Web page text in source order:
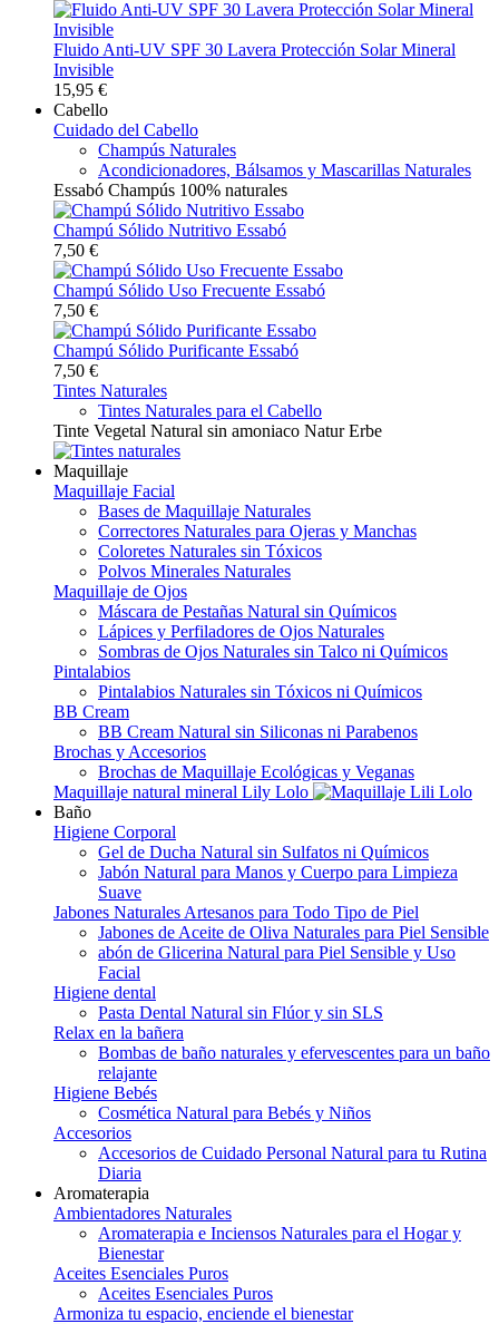
Fluido Anti-UV SPF 30 Lavera Protección Solar Mineral
Invisible
15,95 €
Cabello
Cuidado del Cabello
Champús Naturales
Acondicionadores, Bálsamos y Mascarillas Naturales
Essabó Champús 100% naturales
Champú Sólido Nutritivo Essabó
7,50 €
Champú Sólido Uso Frecuente Essabó
7,50 €
Champú Sólido Purificante Essabó
7,50 €
Tintes Naturales
Tintes Naturales para el Cabello
Tinte Vegetal Natural sin amoniaco Natur Erbe
Maquillaje
Maquillaje Facial
Bases de Maquillaje Naturales
Correctores Naturales para Ojeras y Manchas
Coloretes Naturales sin Tóxicos
Polvos Minerales Naturales
Maquillaje de Ojos
Máscara de Pestañas Natural sin Químicos
Lápices y Perfiladores de Ojos Naturales
Sombras de Ojos Naturales sin Talco ni Químicos
Pintalabios
Pintalabios Naturales sin Tóxicos ni Químicos
BB Cream
BB Cream Natural sin Siliconas ni Parabenos
Brochas y Accesorios
Brochas de Maquillaje Ecológicas y Veganas
Maquillaje natural mineral Lily Lolo
Baño
Higiene Corporal
Gel de Ducha Natural sin Sulfatos ni Químicos
Jabón Natural para Manos y Cuerpo para Limpieza
Suave
Jabones Naturales Artesanos para Todo Tipo de Piel
Jabones de Aceite de Oliva Naturales para Piel Sensible
abón de Glicerina Natural para Piel Sensible y Uso
Facial
Higiene dental
Pasta Dental Natural sin Flúor y sin SLS
Relax en la bañera
Bombas de baño naturales y efervescentes para un baño
relajante
Higiene Bebés
Cosmética Natural para Bebés y Niños
Accesorios
Accesorios de Cuidado Personal Natural para tu Rutina
Diaria
Aromaterapia
Ambientadores Naturales
Aromaterapia e Inciensos Naturales para el Hogar y
Bienestar
Aceites Esenciales Puros
Aceites Esenciales Puros
Armoniza tu espacio, enciende el bienestar